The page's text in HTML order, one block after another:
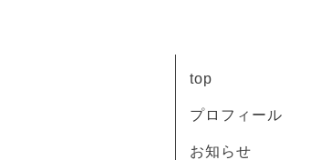
top
プロフィール
お知らせ